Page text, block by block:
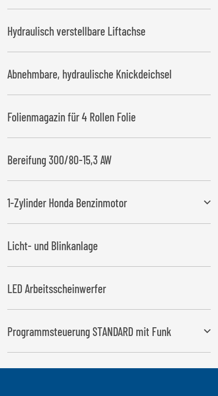
Hydraulisch verstellbare Liftachse
Abnehmbare, hydraulische Knickdeichsel
Folienmagazin für 4 Rollen Folie
Bereifung 300/80-15,3 AW
1-Zylinder Honda Benzinmotor
(ohne Hydrauliköl)
8,2 kW Benzinmotor mit Batterie, E-Starter, Rücklauffilter und 30 l
Hydrauliköltank
Licht- und Blinkanlage
LED Arbeitsscheinwerfer
Programmsteuerung STANDARD mit Funk
Die Arbeitsabläufe „Wickelvorgang“ sowie „Folie anlegen und